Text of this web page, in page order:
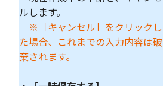
ルします。
※［キャンセル］をクリックし
た場合、これまでの入力内容は破
棄されます。